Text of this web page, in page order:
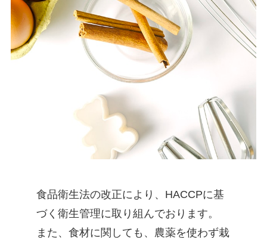
食品衛生法の改正により、HACCPに基
づく衛生管理に取り組んでおります。
また、食材に関しても、農薬を使わず栽